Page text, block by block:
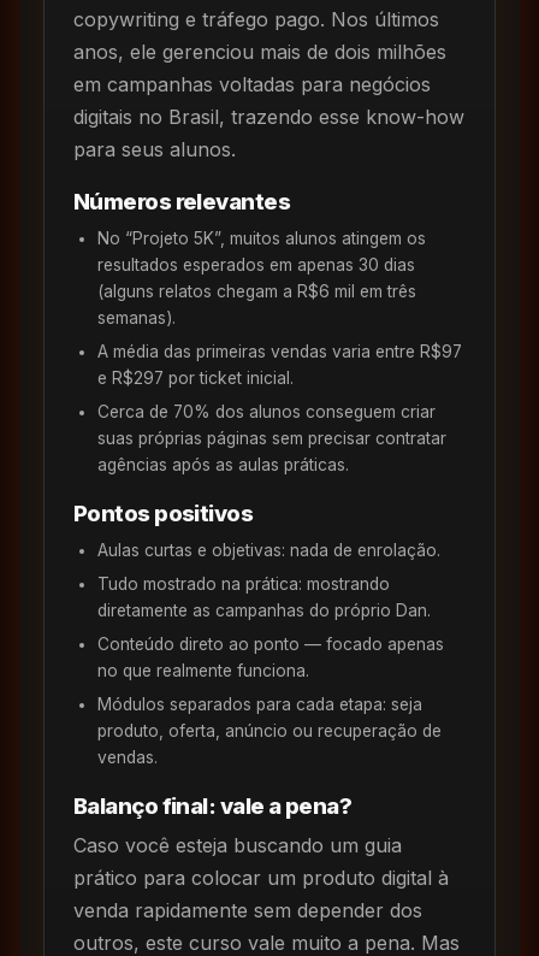
copywriting e tráfego pago. Nos últimos
anos, ele gerenciou mais de dois milhões
em campanhas voltadas para negócios
digitais no Brasil, trazendo esse know-how
para seus alunos.
Números relevantes
No “Projeto 5K”, muitos alunos atingem os
resultados esperados em apenas 30 dias
(alguns relatos chegam a R$6 mil em três
semanas).
A média das primeiras vendas varia entre R$97
e R$297 por ticket inicial.
Cerca de 70% dos alunos conseguem criar
suas próprias páginas sem precisar contratar
agências após as aulas práticas.
Pontos positivos
Aulas curtas e objetivas: nada de enrolação.
Tudo mostrado na prática: mostrando
diretamente as campanhas do próprio Dan.
Conteúdo direto ao ponto — focado apenas
no que realmente funciona.
Módulos separados para cada etapa: seja
produto, oferta, anúncio ou recuperação de
vendas.
Balanço final: vale a pena?
Caso você esteja buscando um guia
prático para colocar um produto digital à
venda rapidamente sem depender dos
outros, este curso vale muito a pena. Mas